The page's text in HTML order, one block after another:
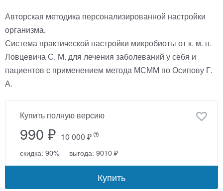
Авторская методика персонализированной настройки
организма.
Система практической настройки микробиоты от к. м. н.
Ловцевича С. М. для лечения заболеваний у себя и
пациентов с применением метода МСММ по Осипову Г.
А.
Купить полную версию
990 ₽ 10 000 ₽
скидка: 90% выгода: 9010 ₽
Купить